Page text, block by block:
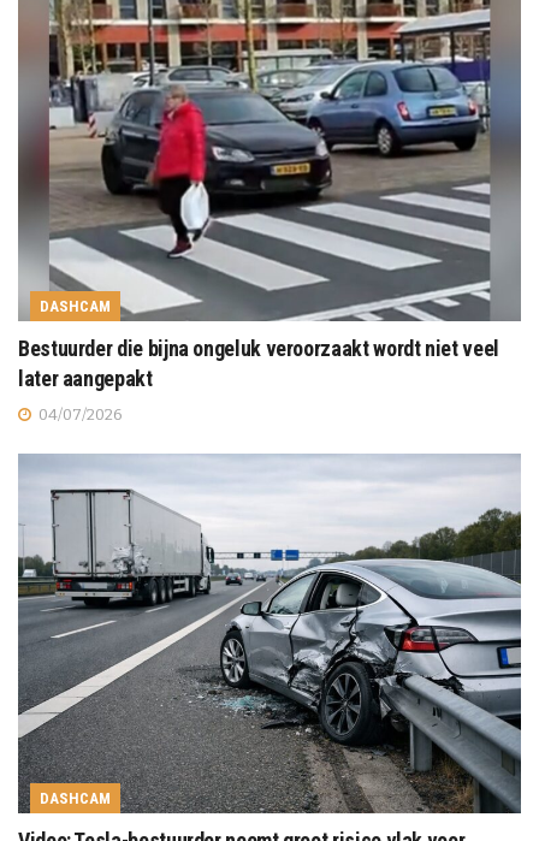
DASHCAM
Bestuurder die bijna ongeluk veroorzaakt wordt niet veel
later aangepakt
04/07/2026
DASHCAM